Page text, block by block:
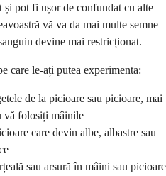
și pot fi ușor de confundat cu alte
vă va da mai multe semne
devine mai restricționat.
care le-ați putea experimenta:
de la picioare sau picioare, mai
vă folosiți mâinile
care devin albe, albastre sau
sau arsură în mâini sau picioare